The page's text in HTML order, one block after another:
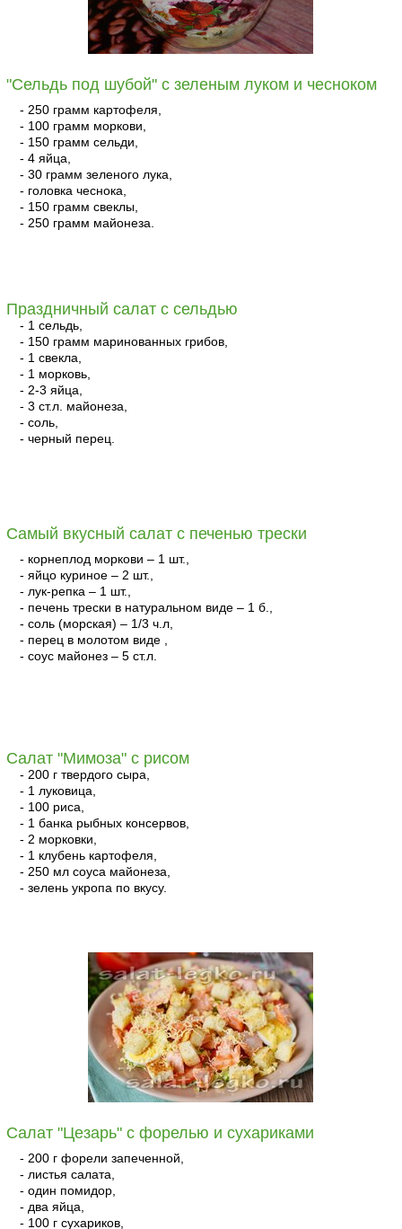
"Сельдь под шубой" с зеленым луком и чесноком
- 250 грамм картофеля,
- 100 грамм моркови,
- 150 грамм сельди,
- 4 яйца,
- 30 грамм зеленого лука,
- головка чеснока,
- 150 грамм свеклы,
- 250 грамм майонеза.
Праздничный салат с сельдью
- 1 сельдь,
- 150 грамм маринованных грибов,
- 1 свекла,
- 1 морковь,
- 2-3 яйца,
- 3 ст.л. майонеза,
- соль,
- черный перец.
Самый вкусный салат с печенью трески
- корнеплод моркови – 1 шт.,
- яйцо куриное – 2 шт.,
- лук-репка – 1 шт.,
- печень трески в натуральном виде – 1 б.,
- соль (морская) – 1/3 ч.л,
- перец в молотом виде ,
- соус майонез – 5 ст.л.
Салат "Мимоза" с рисом
- 200 г твердого сыра,
- 1 луковица,
- 100 риса,
- 1 банка рыбных консервов,
- 2 морковки,
- 1 клубень картофеля,
- 250 мл соуса майонеза,
- зелень укропа по вкусу.
Салат "Цезарь" с форелью и сухариками
- 200 г форели запеченной,
- листья салата,
- один помидор,
- два яйца,
- 100 г сухариков,